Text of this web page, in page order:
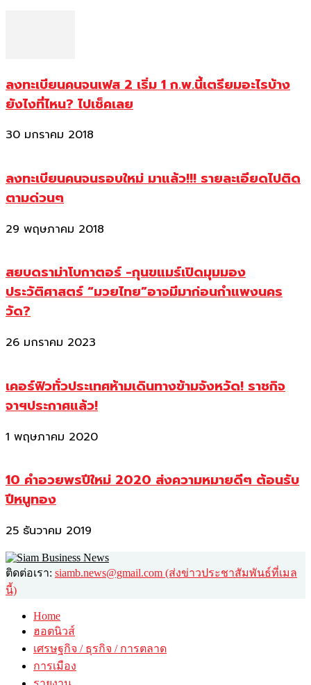
ลงทะเบียนคนจนเฟส 2 เริ่ม 1 ก.พ.นี้เตรียมอะไรบ้าง
ยังไงที่ไหน? ไปเช็คเลย
30 มกราคม 2018
ลงทะเบียนคนจนรอบใหม่ มาแล้ว!!! รายละเอียดไปติด
ตามด่วนๆ
29 พฤษภาคม 2018
สยบดราม่าโบกาตอร์ -กุนขแมร์เปิดมุมมอง
ประวัติศาสตร์ “มวยไทย”อาจมีมาก่อนกำแพงนคร
วัด?
26 มกราคม 2023
เคอร์ฟิวทั่วประเทศห้ามเดินทางข้ามจังหวัด! ราชกิจ
จาฯประกาศแล้ว!
1 พฤษภาคม 2020
10 คำอวยพรปีใหม่ 2020 ส่งความหมายดีๆ ต้อนรับ
ปีหนูทอง
25 ธันวาคม 2019
ติดต่อเรา: siamb.news@gmail.com (ส่งข่าวประชาสัมพันธ์ที่เมล
นี้)
Home
ฮอตนิวส์
เศรษฐกิจ / ธุรกิจ / การตลาด
การเมือง